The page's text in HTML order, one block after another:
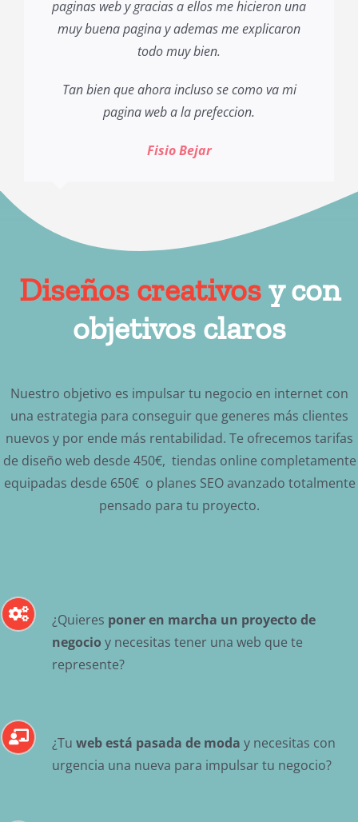
paginas web y gracias a ellos me hicieron una
muy buena pagina y ademas me explicaron
todo muy bien.
Tan bien que ahora incluso se como va mi
pagina web a la prefeccion.
Fisio Bejar
Diseños creativosy con
objetivos claros
Nuestro objetivo es impulsar tu negocio en internet con
una estrategia para conseguir que generes más clientes
nuevos y por ende más rentabilidad. Te ofrecemos tarifas
de diseño web desde 450€, tiendas online completamente
equipadas desde 650€ o planes SEO avanzado totalmente
pensado para tu proyecto.
¿Quieres poner en marcha un proyecto de
negocio y necesitas tener una web que te
represente?
¿Tu web está pasada de moda y necesitas con
urgencia una nueva para impulsar tu negocio?